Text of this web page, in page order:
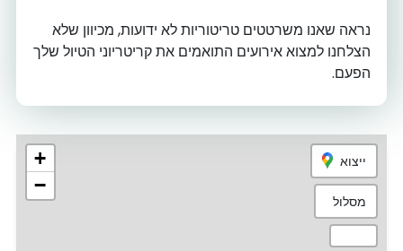
נראה שאנו משרטטים טריטוריות לא ידועות, מכיוון שלא
הצלחנו למצוא אירועים התואמים את קריטריוני הטיול שלך
הפעם.
+
−
ייצוא
מסלול